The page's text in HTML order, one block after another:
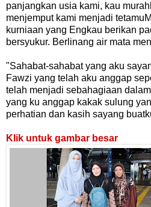
panjangkan usia kami, kau
menjemput kami menjadi
kurniaan yang Engkau berikan
bersyukur. Berlinang air mata
"Sahabat-sahabat yang aku
Fawzi yang telah aku anggap
telah menjadi sebahagiaan
yang ku anggap kakak sulung
perhatian dan kasih sayang
Klik untuk gambar besar